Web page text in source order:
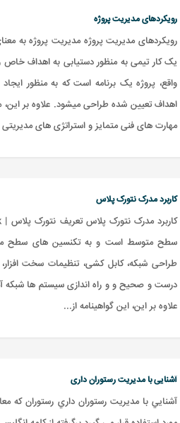
رویکردهای مدیریت پروژه
رویکردهای مدیریت پروژه مدیریت پروژه به
یک کار تیمی به منظور دستیابی به اهداف
واقع، پروژه یک برنامه است که به منظور
اهداف تعیین شده طراحی میشود. علاوه بر
مهارت های فنی متمایز و استراتژی های
کاربرد مدرک نتورک پلاس
سطح متوسط است و به تکنسین های سطح
طراحی شبکه، کابل کشی، تنظیمات سخت
درست و صحیح و و راه اندازی سیستم ها شبکه
علاوه بر این، این گواهینامه از...
آشنایی با مدیریت رستوران داری
آشنايي با مديريت رستوران داري رستوران که